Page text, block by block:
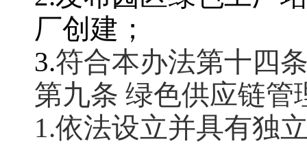
厂创建；
3.符合本办法第十四
第九条 绿色供应链
1.依法设立并具有独